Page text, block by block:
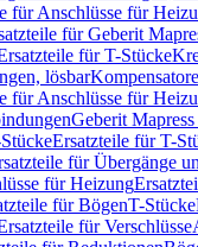
für Anschlüsse für
für Geberit
für T-Stücke
lösbar
für Anschlüsse für
Geberit
Ersatzteile für T-
für Übergänge
für Heizung
für BögenT-Stücke
für Verschlüsse